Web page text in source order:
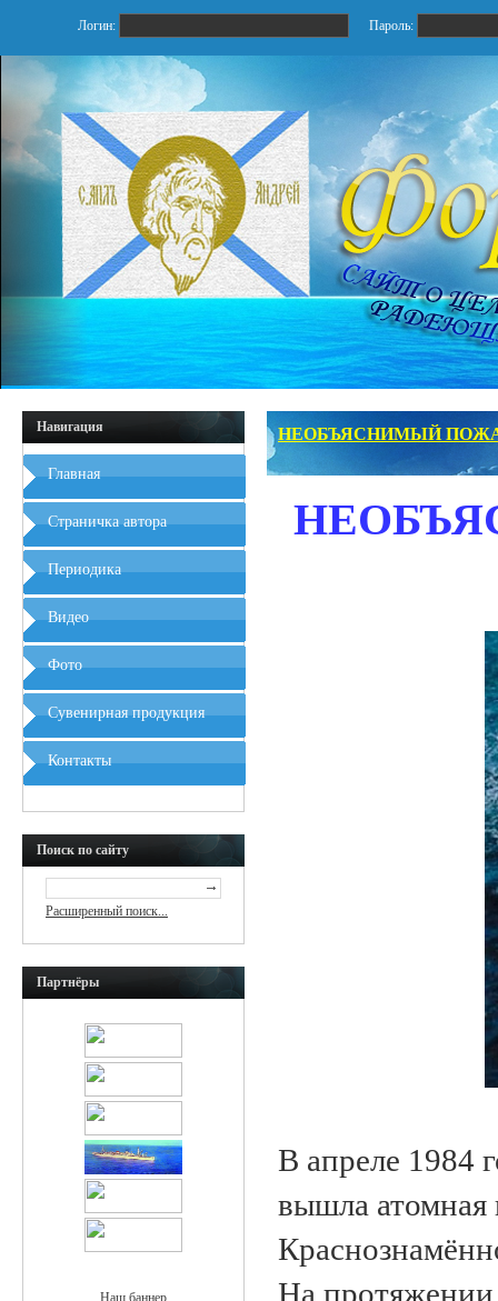
Логин: Пароль:
Навигация
Главная
Страничка автора
Периодика
Видео
Фото
Сувенирная продукция
Контакты
Поиск по сайту
Расширенный поиск...
Партнёры
Наш баннер
НЕОБЪЯСНИМЫЙ
В апреле 1984
вышла атомная
На протяжении